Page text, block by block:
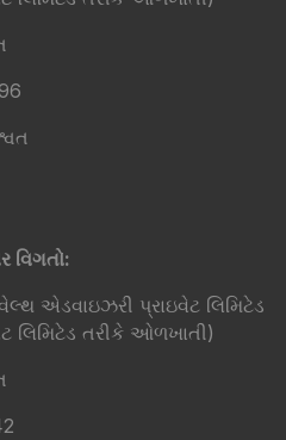
વિગતો:
એડવાઇઝરી પ્રાઇવેટ લિમિટેડ
તરીકે ઓળખાતી)